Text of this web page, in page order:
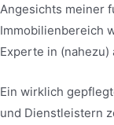
Angesichts meiner
Immobilienbereich
Experte in
Ein wirklich
und Dienstleistern